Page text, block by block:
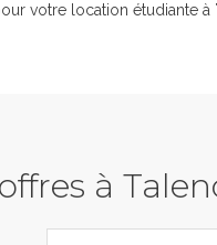
votre location étudiante à
à